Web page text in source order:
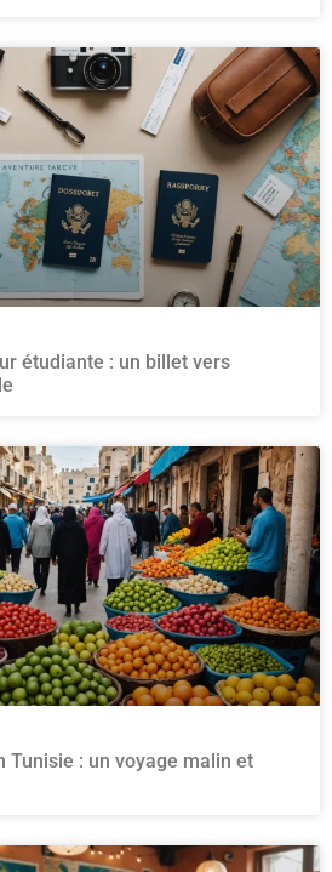
étudiante : un billet vers
Tunisie : un voyage malin et